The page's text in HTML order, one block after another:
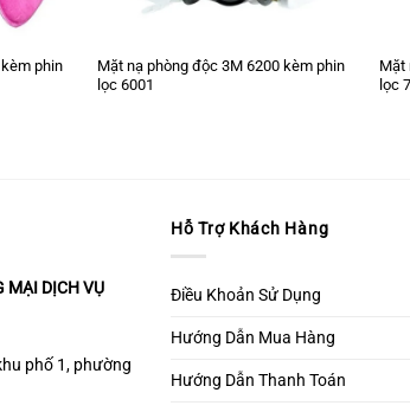
phin
Mặt nạ phòng độc 3M 6200 kèm phin
lọc 6001
Mặt
lọc
MẠI DỊCH VỤ
phố 1, phường
Hỗ Trợ Khách Hàng
Điều Khoản Sử Dụng
Hướng Dẫn Mua Hàng
Hướng Dẫn Thanh Toán